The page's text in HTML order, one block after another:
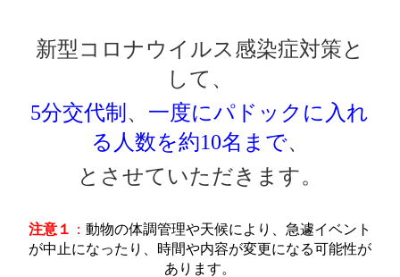
新型コロナウイルス感染症対策と
して、
5分交代制 、 一度にパドックに入れ
る人数を約10名まで、
とさせていただきます。
注意１ ： 動物の体調管理や天候により、急遽イベント
が中止になったり、時間や内容が変更になる可能性が
あります。